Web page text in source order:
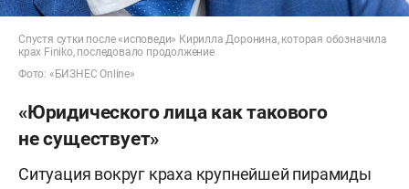
Спустя сутки после «исповеди» Кирилла Доронина, которая обозначила
крах Finiko, последовало продолжение
Фото: «БИЗНЕС Online»
«Юридического лица как такового
не существует»
Ситуация вокруг краха крупнейшей пирамиды